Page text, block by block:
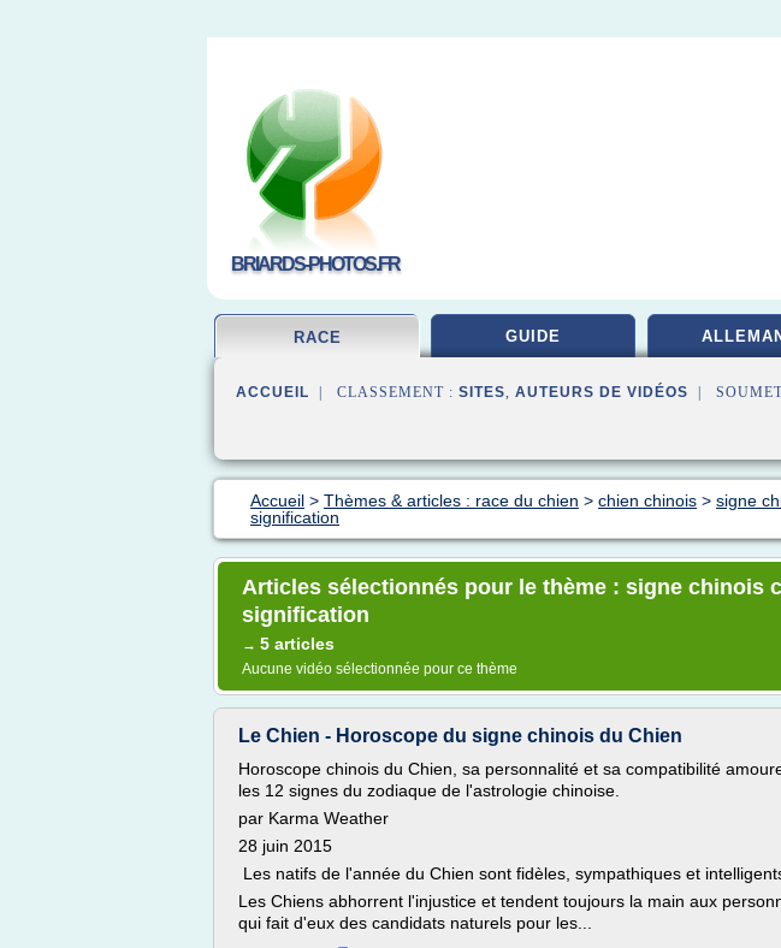
BRIARDS-PHOTOS.FR
RACE GUIDE
ACCUEIL | CLASSEMENT : SITES, AUTEURS DE VIDÉOS |
Accueil > Thèmes & articles : race du chien > chien chinois > signe
signification
Articles sélectionnés pour le thème : signe chinois
signification
→ 5 articles
Aucune vidéo sélectionnée pour ce thème
Le Chien - Horoscope du signe chinois du Chien
Horoscope chinois du Chien, sa personnalité et sa compatibilité
les 12 signes du zodiaque de l'astrologie chinoise.
par Karma Weather
28 juin 2015
Les natifs de l'année du Chien sont fidèles, sympathiques et
Les Chiens abhorrent l'injustice et tendent toujours la main aux
qui fait d'eux des candidats naturels pour les...